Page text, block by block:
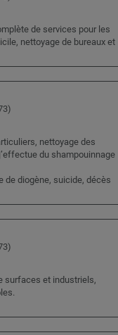
de services pour les
nettoyage de bureaux et
nettoyage des
du shampouinnage
de diogène, suicide, décès
surfaces et industriels,